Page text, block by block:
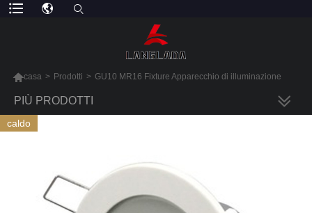
casa > Prodotti > GU10 MR16 Fixture Apparecchio di illuminazione
PIÙ PRODOTTI
caldo